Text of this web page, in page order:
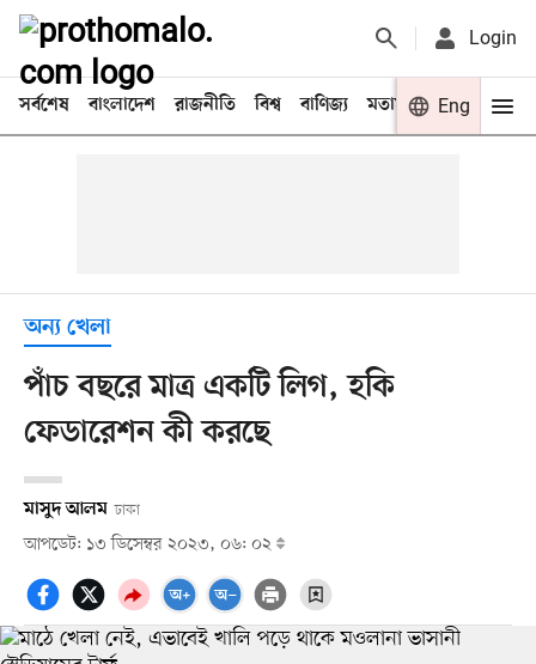
Login
সর্বশেষ বাংলাদেশ রাজনীতি বিশ্ব বাণিজ্য মতামত খেলা
Eng
অন্য খেলা
পাঁচ বছরে মাত্র একটি লিগ, হকি
ফেডারেশন কী করছে
মাসুদ আলম ঢাকা
আপডেট: ১৩ ডিসেম্বর ২০২৩, ০৬: ০২